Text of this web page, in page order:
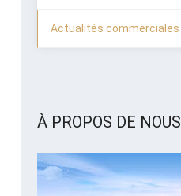
Actualités commerciales
À PROPOS DE NOUS